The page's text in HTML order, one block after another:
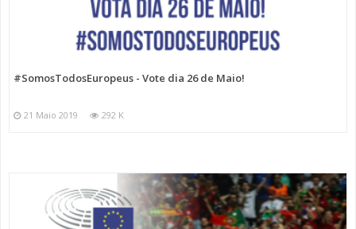
#SomosTodosEuropeus - Vote dia 26 de Maio!
21 Maio 2019 292 K